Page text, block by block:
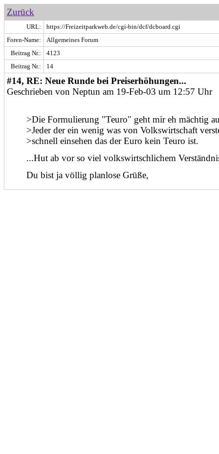
Zurück
URL:
https://Freizeitparkweb.de/cgi-bin/dcf/dcboard.cgi
Foren-Name:
Allgemeines Forum
Beitrag Nr.:
4123
Beitrag Nr.:
14
#14, RE: Neue Runde bei Preiserhöhungen...
Geschrieben von Neptun am 19-Feb-03 um 12:57 Uhr
>Die Formulierung "Teuro" geht mir eh mächtig
>Jeder der ein wenig was von Volkswirtschaft
>schnell einsehen das der Euro kein Teuro ist.
...Hut ab vor so viel volkswirtschlichem
Du bist ja völlig planlose Grüße,